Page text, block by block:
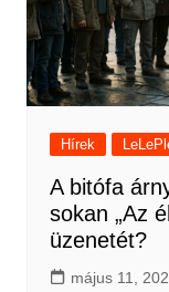
Hírek
A bitófa
sokan „Az
üzenetét?
május 11,